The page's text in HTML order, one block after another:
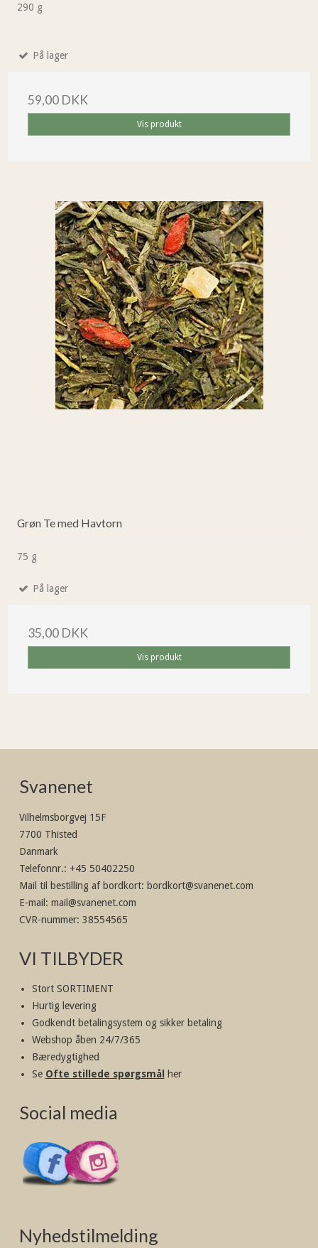
290 g
På lager
59,00 DKK
Vis produkt
Grøn Te med Havtorn
75 g
På lager
35,00 DKK
Vis produkt
Svanenet
Vilhelmsborgvej 15F
7700 Thisted
Danmark
Telefonnr.: +45 50402250
Mail til bestilling af bordkort: bordkort@svanenet.com
E-mail: mail@svanenet.com
CVR-nummer: 38554565
VI TILBYDER
Stort SORTIMENT
Hurtig levering
Godkendt betalingsystem og sikker betaling
Webshop åben 24/7/365
Bæredygtighed
Se Ofte stillede spørgsmål her
Social media
Nyhedstilmelding